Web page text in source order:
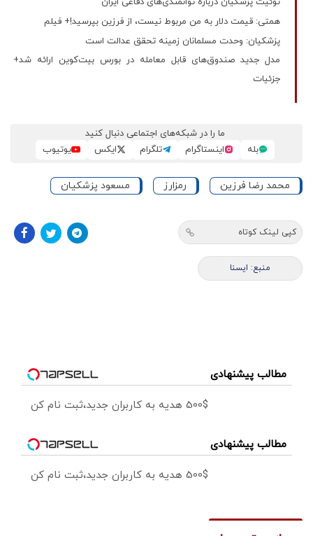
همتی: قیمت دلار به من مربوط نیست، از فرزین بپرسید!+ فیلم
پزشکیان: وحدت مسلمانان زمینه تحقق عدالت است
مدل جدید صندوق‌های قابل معامله در بورس بیت‌کوین ارائه شد+
جزئیات
ما را در شبکه‌های اجتماعی دنبال کنید
بله
اینستاگرام تلگرام ایکس یوتیوب
محمد رضا فرزین رمزارز مسعود پزشکیان
کپی لینک کوتاه
منبع: ايسنا
مطالب پیشنهادی
500$ هدیه به کاربران جدید،ثبت نام کن
مطالب پیشنهادی
500$ هدیه به کاربران جدید،ثبت نام کن